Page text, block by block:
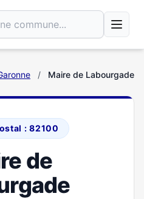
/ Maire de Labourgade
: 82100
de